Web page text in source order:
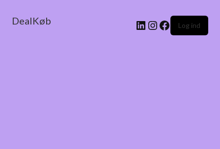
DealKøb Log ind